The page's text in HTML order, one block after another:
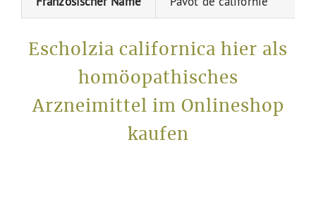
Escholzia californica hier als
homöopathisches
Arzneimittel im Onlineshop
kaufen